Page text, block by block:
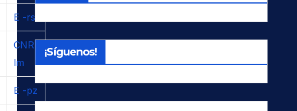
E -rs
CNR-
lm
E -pz
¡Síguenos!